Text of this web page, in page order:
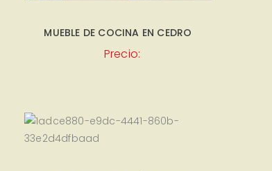
MUEBLE DE COCINA EN CEDRO
Precio: